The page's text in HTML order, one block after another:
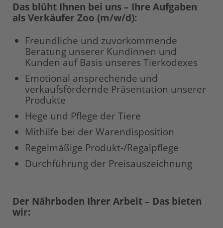
Das blüht Ihnen bei uns – Ihre Aufgaben
als Verkäufer Zoo (m/w/d):
Freundliche und zuvorkommende
Beratung unserer Kundinnen und
Kunden auf Basis unseres Tierkodexes
Emotional ansprechende und
verkaufsfördernde Präsentation unserer
Produkte
Hege und Pflege der Tiere
Mithilfe bei der Warendisposition
Regelmäßige Produkt-/Regalpflege
Durchführung der Preisauszeichnung
Der Nährboden Ihrer Arbeit – Das bieten
wir: